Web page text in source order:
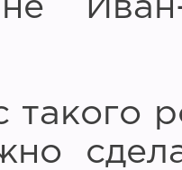
такого